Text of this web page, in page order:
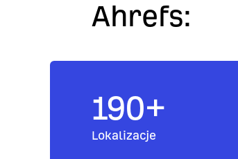
Ahrefs:
190+
Lokalizacje